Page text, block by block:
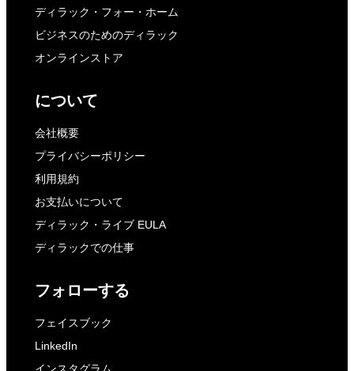
ディラック・フォー・ホーム
ビジネスのためのディラック
オンラインストア
について
会社概要
プライバシーポリシー
利用規約
お支払いについて
ディラック・ライブ EULA
ディラックでの仕事
フォローする
フェイスブック
LinkedIn